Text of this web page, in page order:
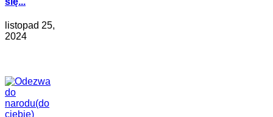
listopad 25,
2024